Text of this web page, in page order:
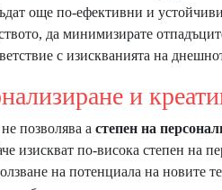
още по-ефективни и
да минимизирате
с изискванията на
и
позволява a степен на
изискват по-висока степен на
на потенциала на новите